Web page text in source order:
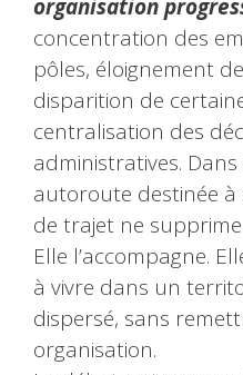
organisation
concentration des
pôles, éloignement
disparition de
centralisation des
administratives.
autoroute destinée
de trajet ne
Elle l’accompagne.
à vivre dans un
dispersé, sans
organisation.